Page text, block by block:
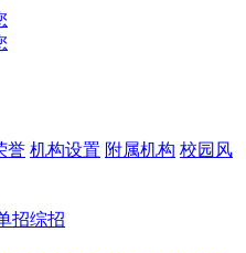
誉 机构设置 附属机构 校园风
招综招